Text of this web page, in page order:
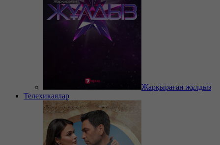
Жарқыраған жұлдыз
Телехикаялар